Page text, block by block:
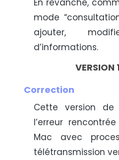
En revanche,
mode
ajouter,
d’informations.
VERSION
Correction
Cette version de
l’erreur
Mac avec
télétransmission